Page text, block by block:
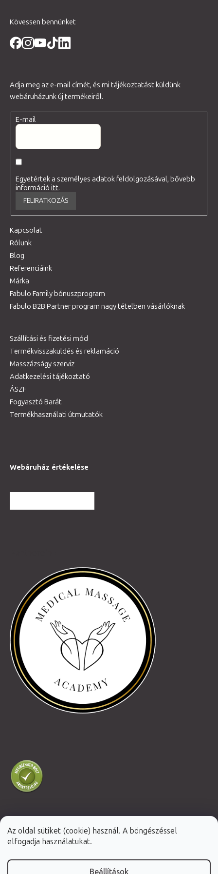
Az oldal sütiket (cookie) használ. A böngészéssel
elfogadja használatukat.
Beállítások
Kövessen bennünket
Adja meg az e-mail címét, és mi tájékoztatást küldünk
webáruházunk új termékeiről.
E-mail
Egyetértek a személyes adatok feldolgozásával, bővebb
információitt.
FELIRATKOZÁS
Kapcsolat
Rólunk
Blog
Referenciáink
Márka
Fabulo Family bónuszprogram
Fabulo B2B Partner program nagy tételben vásárlóknak
Szállítási és fizetési mód
Termékvisszaküldés és reklamáció
Masszázságy szerviz
Adatkezelési tájékoztató
ÁSZF
Fogyasztó Barát
Termékhasználati útmutatók
Webáruház értékelése
Shoptet Premium készítette